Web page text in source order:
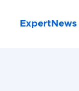
ExpertNews